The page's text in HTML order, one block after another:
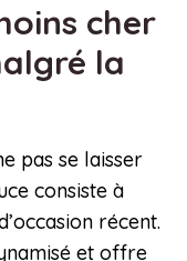
cher
la
pas se laisser
consiste à
récent.
et offre